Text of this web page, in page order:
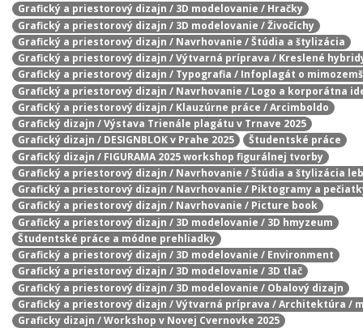
Grafický a priestorový dizajn / 3D modelovanie / Hračky
Grafický a priestorový dizajn / 3D modelovanie / Živočíchy
Grafický a priestorový dizajn / Navrhovanie / Štúdia a štylizácia
Grafický a priestorový dizajn / Výtvarná príprava / Kreslené
Grafický a priestorový dizajn / Typografia / Infoplagát o
Grafický a priestorový dizajn / Navrhovanie / Logo a korporátna
Grafický a priestorový dizajn / Klauzúrne práce / Arcimboldo
Grafický dizajn / Výstava Trienále plagátu v Trnave 2025
Grafický dizajn / DESIGNBLOK v Prahe 2025
Študentské práce
Grafický dizajn / FIGURAMA 2025 workshop figurálnej tvorby
Grafický a priestorový dizajn / Navrhovanie / Štúdia a štylizácia
Grafický a priestorový dizajn / Navrhovanie / Piktogramy a
Grafický a priestorový dizajn / Navrhovanie / Picture book
Grafický a priestorový dizajn / 3D modelovanie / 3D hmyzeum
Študentské práce a módne prehliadky
Grafický a priestorový dizajn / 3D modelovanie / Environment
Grafický a priestorový dizajn / 3D modelovanie / 3D tlač
Grafický a priestorový dizajn / 3D modelovanie / Obalový dizajn
Grafický a priestorový dizajn / Výtvarná príprava / Architektúra /
Graficky dizajn / Workshop v Novej Cvernovke 2025